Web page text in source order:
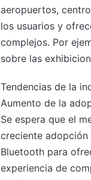
aeropuertos,
los usuarios y
complejos. Por
sobre las
Tendencias de la
Aumento de la
Se espera que el
creciente
Bluetooth para
experiencia de